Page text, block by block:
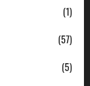
(1)
(57)
(5)